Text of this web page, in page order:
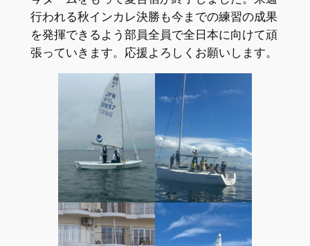
行われる秋インカレ決勝も今までの練習の成果
を発揮できるよう部員全員で全日本に向けて頑
張っていきます。応援よろしくお願いします。